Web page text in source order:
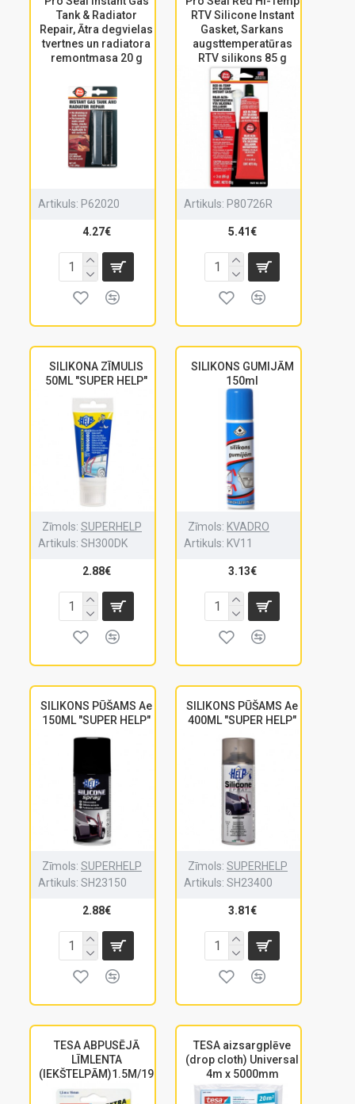
Tank & Radiator
Repair, Ātra degvielas
tvertnes un radiatora
remontmasa 20 g
Artikuls: P62020
4.27€
RTV Silicone Instant
Gasket, Sarkans
augsttemperatūras
RTV silikons 85 g
Artikuls: P80726R
5.41€
SILIKONA ZĪMULIS
50ML "SUPER HELP"
Zīmols: SUPERHELP
Artikuls: SH300DK
2.88€
SILIKONS GUMIJĀM
150ml
Zīmols: KVADRO
Artikuls: KV11
3.13€
SILIKONS PŪŠAMS Ae
150ML "SUPER HELP"
Zīmols: SUPERHELP
Artikuls: SH23150
2.88€
SILIKONS PŪŠAMS Ae
400ML "SUPER HELP"
Zīmols: SUPERHELP
Artikuls: SH23400
3.81€
TESA ABPUSĒJĀ
LĪMLENTA
(IEKŠTELPĀM)1.5M/19
TESA aizsargplēve
(drop cloth) Universal
4m x 5000mm